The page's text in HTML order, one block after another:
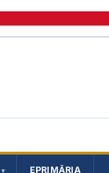
EPRIMĂRIA